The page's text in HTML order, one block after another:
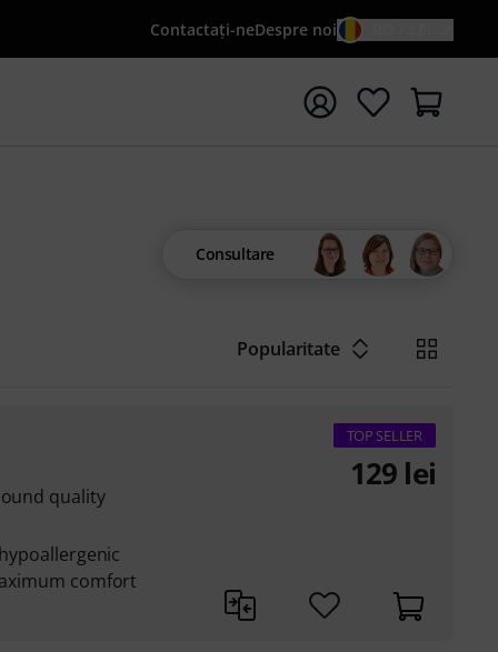
Contactaţi-neDespre noi
căutarea cu termenul de căutare {searchTerm}
Consultare
Popularitate
quality
comfort
TOP SELLER
129 lei